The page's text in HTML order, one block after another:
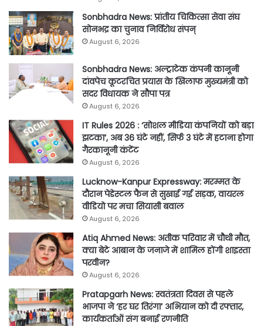
Sonbhadra News: प्रांतीय चिकित्सा सेवा संघ
सोनभद्र का चुनाव निर्विरोध संपन्
August 6, 2026
Sonbhadra News: अल्ट्राटेक कंपनी कानूनी
दांवपेच कूटरचित प्रयास के खिलाफ मुख्यमंत्री को
सदर विधायक ने सौपा पत्र
August 6, 2026
IT Rules 2026 : ‘सोशल मीडिया कंपनियों को बड़ा
झटका’, अब 36 घंटे नहीं, सिर्फ 3 घंटे में हटाना होगा
गैरकानूनी कंटेंट
August 6, 2026
Lucknow-Kanpur Expressway: मरम्मत के
दौरान पेडेस्टल फैन से सुखाई गई सड़क, वायरल
वीडियो पर मचा सियासी बवाल
August 6, 2026
Atiq Ahmed News: अतीक परिवार में चौथी मौत,
क्या बेटे आबान के जनाजे में शामिल होंगी शाइस्ता
परवीन?
August 6, 2026
Pratapgarh News: स्वतंत्रता दिवस से पहले
भाजपा ने ‘हर घर तिरंगा’ अभियान को दी रफ्तार,
कार्यकर्ताओं संग बनाई रणनीति